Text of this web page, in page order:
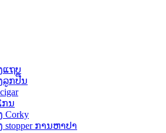
ແຖບ
ລູກປືນ
ກນ
Corky
stopper ການ​ຫາ​ປາ​